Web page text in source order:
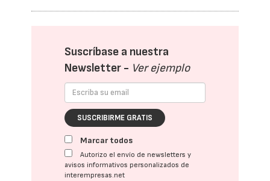
Suscríbase a nuestra
Newsletter - Ver ejemplo
SUSCRIBIRME GRATIS
Marcar todos
Autorizo el envío de newsletters y
avisos informativos personalizados de
interempresas.net